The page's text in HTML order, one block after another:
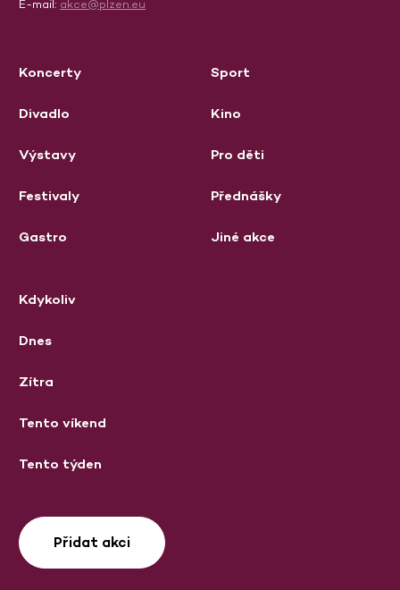
E-mail: akce@plzen.eu
Koncerty
Divadlo
Výstavy
Festivaly
Gastro
Sport
Kino
Pro děti
Přednášky
Jiné akce
Kdykoliv
Dnes
Zítra
Tento víkend
Tento týden
Přidat akci